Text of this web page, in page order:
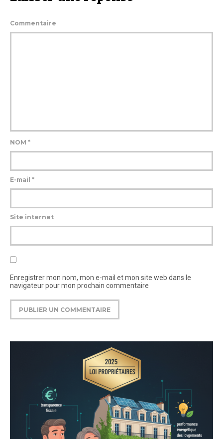
Commentaire
NOM *
E-mail *
Site internet
Enregistrer mon nom, mon e-mail et mon site web dans le
navigateur pour mon prochain commentaire